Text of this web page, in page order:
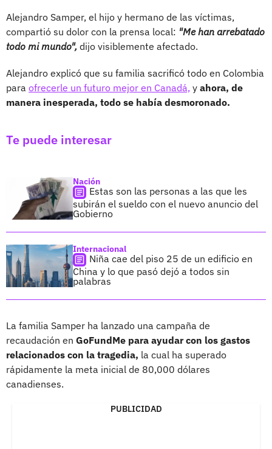
Alejandro Samper, el hijo y hermano de las víctimas,
compartió su dolor con la prensa local: "Me han arrebatado
todo mi mundo", dijo visiblemente afectado.
Alejandro explicó que su familia sacrificó todo en Colombia
para ofrecerle un futuro mejor en Canadá, y ahora, de
manera inesperada, todo se había desmoronado.
Te puede interesar
Nación
Estas son las personas a las que les
subirán el sueldo con el nuevo anuncio del
Gobierno
Internacional
Niña cae del piso 25 de un edificio en
China y lo que pasó dejó a todos sin
palabras
La familia Samper ha lanzado una campaña de
recaudación en GoFundMe para ayudar con los gastos
relacionados con la tragedia, la cual ha superado
rápidamente la meta inicial de 80,000 dólares
canadienses.
PUBLICIDAD